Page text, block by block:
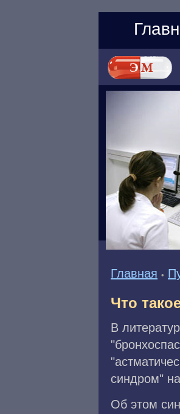
Главная •
Что
В
синдром"
Об этом